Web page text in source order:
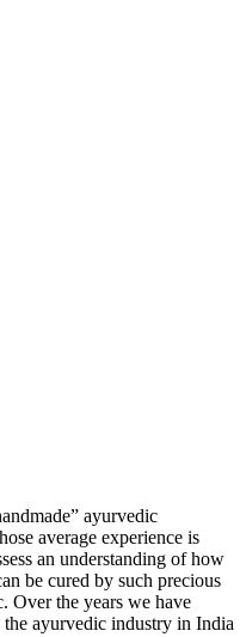
ayurvedic
average experience is
an understanding of how
be cured by such precious
Over the years we have
ayurvedic industry in India